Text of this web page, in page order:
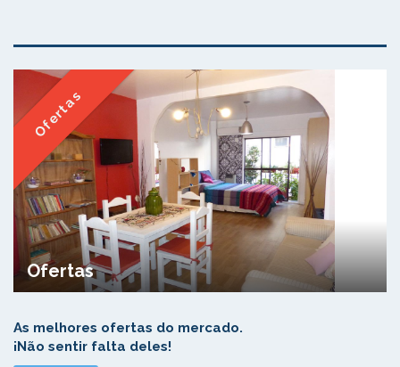
Ofertas
Ofertas
As melhores ofertas do mercado.
¡Não sentir falta deles!